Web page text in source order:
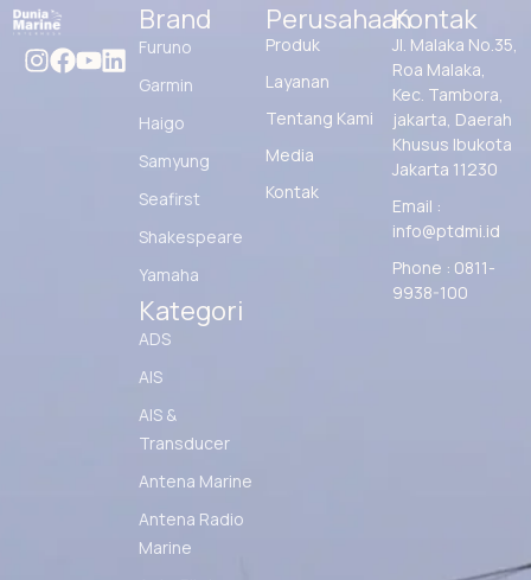
Brand
Furuno
Garmin
Haigo
Samyung
Seafirst
Shakespeare
Yamaha
Kategori
ADS
AIS
AIS &
Transducer
Antena Marine
Antena Radio
Marine
Perusahaan
Produk
Layanan
Tentang Kami
Media
Kontak
Kontak
Jl. Malaka No.35,
Roa Malaka,
Kec. Tambora,
jakarta, Daerah
Khusus Ibukota
Jakarta 11230
Email :
info@ptdmi.id
Phone : 0811-
9938-100